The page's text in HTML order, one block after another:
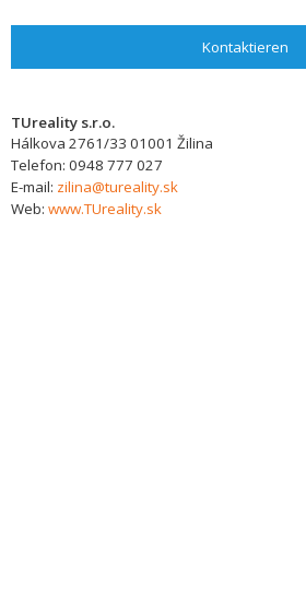
Kontaktieren
TUreality s.r.o.
Hálkova 2761/33 01001 Žilina
Telefon: 0948 777 027
E-mail: zilina@tureality.sk
Web: www.TUreality.sk